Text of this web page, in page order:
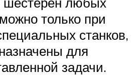
только при
станков,
для
задачи.